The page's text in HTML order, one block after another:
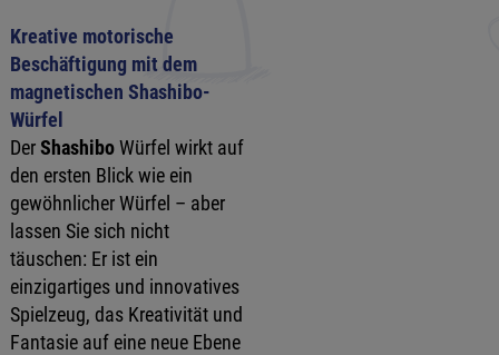
Kreative motorische
Beschäftigung mit dem
magnetischen Shashibo-
Würfel
DerShashiboWürfel wirkt auf
den ersten Blick wie ein
gewöhnlicher Würfel – aber
lassen Sie sich nicht
täuschen: Er ist ein
einzigartiges und innovatives
Spielzeug, das Kreativität und
Fantasie auf eine neue Ebene